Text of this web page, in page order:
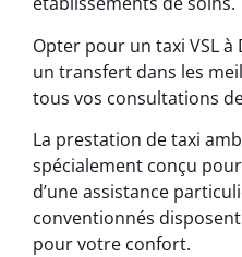
Opter pour un taxi VSL à
un transfert dans les
tous vos consultations
La prestation de taxi
spécialement conçu
d’une assistance
conventionnés
pour votre confort.